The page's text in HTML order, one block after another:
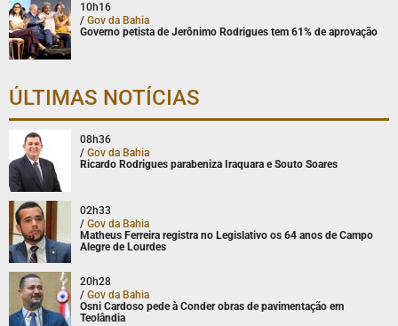
10h16
/ Gov da Bahia
Governo petista de Jerônimo Rodrigues tem 61% de aprovação
ÚLTIMAS NOTÍCIAS
08h36
/ Gov da Bahia
Ricardo Rodrigues parabeniza Iraquara e Souto Soares
02h33
/ Gov da Bahia
Matheus Ferreira registra no Legislativo os 64 anos de Campo
Alegre de Lourdes
20h28
/ Gov da Bahia
Osni Cardoso pede à Conder obras de pavimentação em
Teolândia